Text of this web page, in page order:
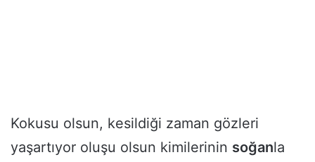
Kokusu olsun, kesildiği zaman gözleri
yaşartıyor oluşu olsun kimilerinin soğanla